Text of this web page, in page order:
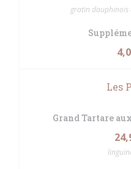
gratin dauphinois
Les
Grand Tartare